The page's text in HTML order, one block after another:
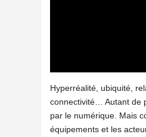
Hyperréalité, ubiquité,
connectivité… Autant de
par le numérique. Mais
équipements et les